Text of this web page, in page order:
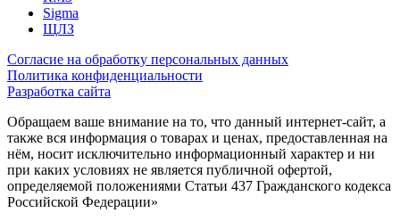
Sigma
ЩЛЗ
Согласие на обработку персональных данных
Политика конфиденциальности
Разработка сайта
Обращаем ваше внимание на то, что данный интернет-сайт, а
также вся информация о товарах и ценах, предоставленная на
нём, носит исключительно информационный характер и ни
при каких условиях не является публичной офертой,
определяемой положениями Статьи 437 Гражданского кодекса
Российской Федерации»